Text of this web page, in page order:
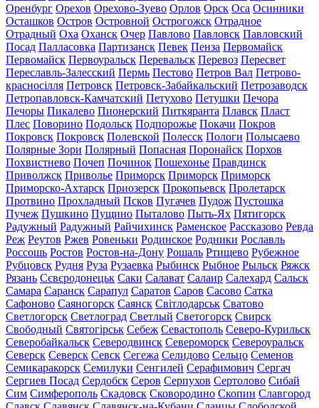
Оренбург Орехов Орехово-Зуево Орлов Орск Оса Осинники
Осташков Остров Островной Острогожск Отрадное
Отрадный Оха Оханск Очер Павлово Павловск Павловский
Посад Палласовка Партизанск Певек Пенза Первомайск
Первомайск Первоуральск Перевальск Перевоз Пересвет
Переславль-Залесский Пермь Пестово Петров Вал Петрово-
красносілля Петровск Петровск-Забайкальский Петрозаводск
Петропавловск-Камчатский Петухово Петушки Печора
Печоры Пикалево Пионерский Питкяранта Плавск Пласт
Плес Поворино Подольск Подпорожье Покачи Покров
Покровск Покровск Полевской Полесск Пологи Полысаево
Полярные Зори Полярный Попасная Поронайск Порхов
Похвистнево Почеп Починок Пошехонье Правдинск
Приволжск Приволье Приморск Приморск Приморск
Приморско-Ахтарск Приозерск Прокопьевск Пролетарск
Протвино Прохладный Псков Пугачев Пудож Пустошка
Пучеж Пушкино Пущино Пыталово Пыть-Ях Пятигорск
Радужный Радужный Райчихинск Раменское Рассказово Ревда
Реж Реутов Ржев Ровеньки Родинское Родники Рославль
Россошь Ростов Ростов-на-Дону Рошаль Ртищево Рубежное
Рубцовск Рудня Руза Рузаевка Рыбинск Рыбное Рыльск Ряжск
Рязань Сєвєродонецьк Саки Салават Салаир Салехард Сальск
Самара Саранск Сарапул Саратов Саров Сасово Сатка
Сафоново Саяногорск Саянск Світлодарськ Сватово
Светлогорск Светлоград Светлый Светогорск Свирск
Свободный Святогірськ Себеж Севастополь Северо-Курильск
Северобайкальск Северодвинск Североморск Североуральск
Северск Северск Севск Сегежа Селидово Сельцо Семенов
Семикаракорск Семилуки Сенгилей Серафимович Сергач
Сергиев Посад Сердобск Серов Серпухов Сертолово Сибай
Сим Симферополь Скадовск Сковородино Скопин Славгород